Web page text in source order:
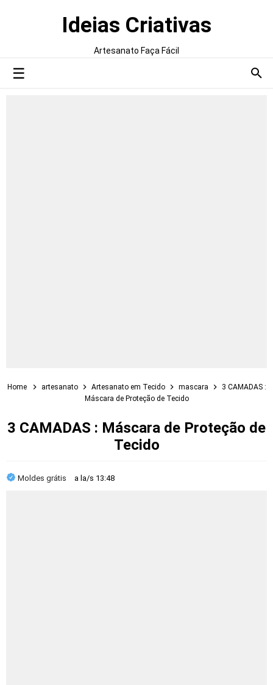
Ideias Criativas
Artesanato Faça Fácil
Home artesanato Artesanato em Tecido mascara
3 CAMADAS :
Máscara de Proteção de Tecido
3 CAMADAS : Máscara de Proteção de
Tecido
Moldes grátis a la/s 13:48